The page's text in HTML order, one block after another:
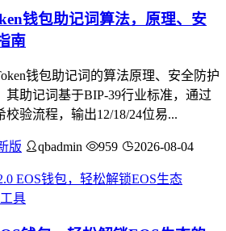
钱包助记词算法，原理、安
南
钱包助记词的算法原理、安全防护
其助记词基于BIP-39行业标准，通过
校验流程，输出12/18/24位易...
版 qbadmin 959 2026-08-04